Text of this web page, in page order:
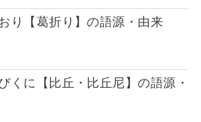
り【葛折り】の語源・由来
くに【比丘・比丘尼】の語源・